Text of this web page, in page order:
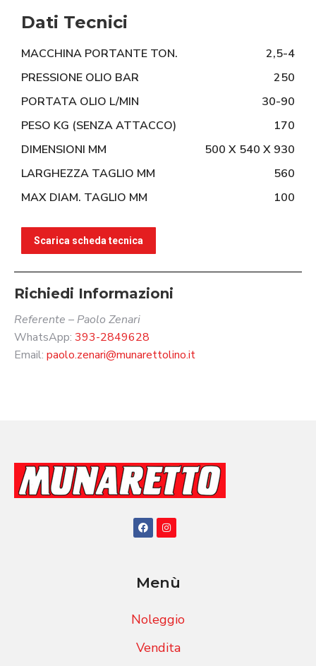
Dati Tecnici
MACCHINA PORTANTE TON.
2,5-4
PRESSIONE OLIO BAR
250
PORTATA OLIO L/MIN
30-90
PESO KG (SENZA ATTACCO)
170
DIMENSIONI MM
500 X 540 X 930
LARGHEZZA TAGLIO MM
560
MAX DIAM. TAGLIO MM
100
Scarica scheda tecnica
Richiedi Informazioni
Referente – Paolo Zenari
WhatsApp: 393-2849628
Email: paolo.zenari@munarettolino.it
Menù
Noleggio
Vendita